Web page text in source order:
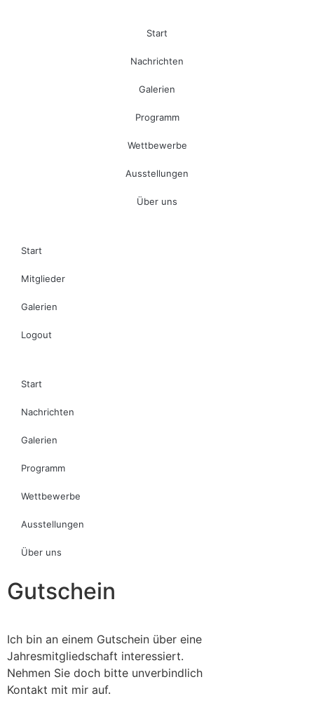
Start
Nachrichten
Galerien
Programm
Wettbewerbe
Ausstellungen
Über uns
Start
Mitglieder
Galerien
Logout
Start
Nachrichten
Galerien
Programm
Wettbewerbe
Ausstellungen
Über uns
Gutschein
Ich bin an einem Gutschein über eine
Jahresmitgliedschaft interessiert.
Nehmen Sie doch bitte unverbindlich
Kontakt mit mir auf.